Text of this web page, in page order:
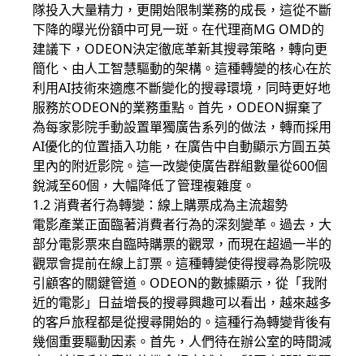
隊投入大量精力，更開始限制業務的成長，這從不斷
下降的曝光份額中可見一斑。在代理商MG OMD的
建議下，ODEON決定徹底革新其搜尋策略，轉向更
簡化、由人工智慧驅動的架構。這種轉變的核心在於
利用AI技術來適應不斷變化的搜尋環境，同時更好地
服務於ODEON的業務重點。首先，ODEON摒棄了
為每家影院手動設置單獨廣告系列的做法，轉而採用
AI優化的位置插入功能，在廣告中自動顯示方圓五英
里內的附近影院。這一改變使廣告群組數量從600個
銳減至60個，大幅降低了管理複雜度。
1.2 消費者行為轉變：線上購票成為主流趨勢
電影產業正面臨著消費者行為的深刻變革。過去，大
部分電影票來自臨時購票的觀眾，而現在超過一半的
觀眾會提前在線上訂票。這種轉變使得搜尋為影院吸
引顧客的關鍵管道。ODEON的數據顯示，從「我附
近的電影」日益增長的搜尋興趣可以看出，越來越多
的客戶旅程都是從搜尋開始的。這種行為轉變背後有
幾個重要驅動因素。首先，人們待在辦公室的時間減